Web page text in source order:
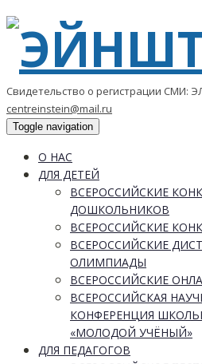
Свидетельство о регистрации СМИ:
centreinstein@mail.ru
Toggle navigation
О НАС
ДЛЯ ДЕТЕЙ
ВСЕРОССИЙСКИЕ
ДОШКОЛЬНИКОВ
ВСЕРОССИЙСКИЕ
ВСЕРОССИЙСКИЕ
ОЛИМПИАДЫ
ВСЕРОССИЙСКИЕ
ВСЕРОССИЙСКАЯ
КОНФЕРЕНЦИЯ
«МОЛОДОЙ УЧЁНЫЙ»
ДЛЯ ПЕДАГОГОВ